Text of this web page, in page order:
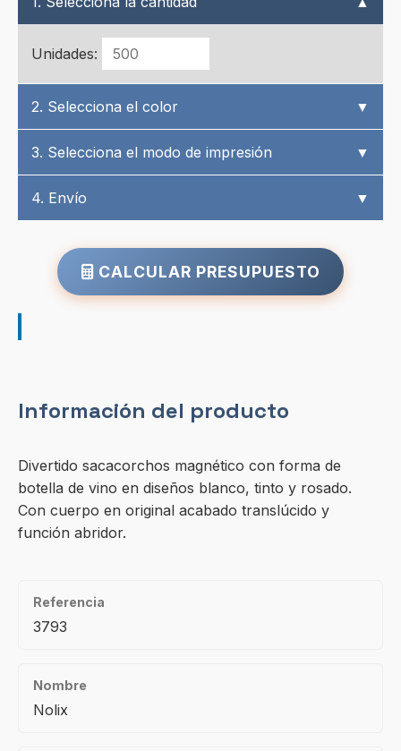
Unidades:
2. Selecciona el color ▼
3. Selecciona el modo de impresión ▼
4. Envío ▼
CALCULAR PRESUPUESTO
Información del producto
Divertido sacacorchos magnético con forma de
botella de vino en diseños blanco, tinto y rosado.
Con cuerpo en original acabado translúcido y
función abridor.
Referencia
3793
Nombre
Nolix